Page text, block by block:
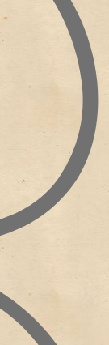
een redactie
Kwartetbladen,
die
redactionele
van de krant
Enerzijds
redactie in
budget voor
hoofdredactie.
kreeg
Onder zijn
en een
gezeten en
het stokje van
uit de redactie.
kwam in 1985 als